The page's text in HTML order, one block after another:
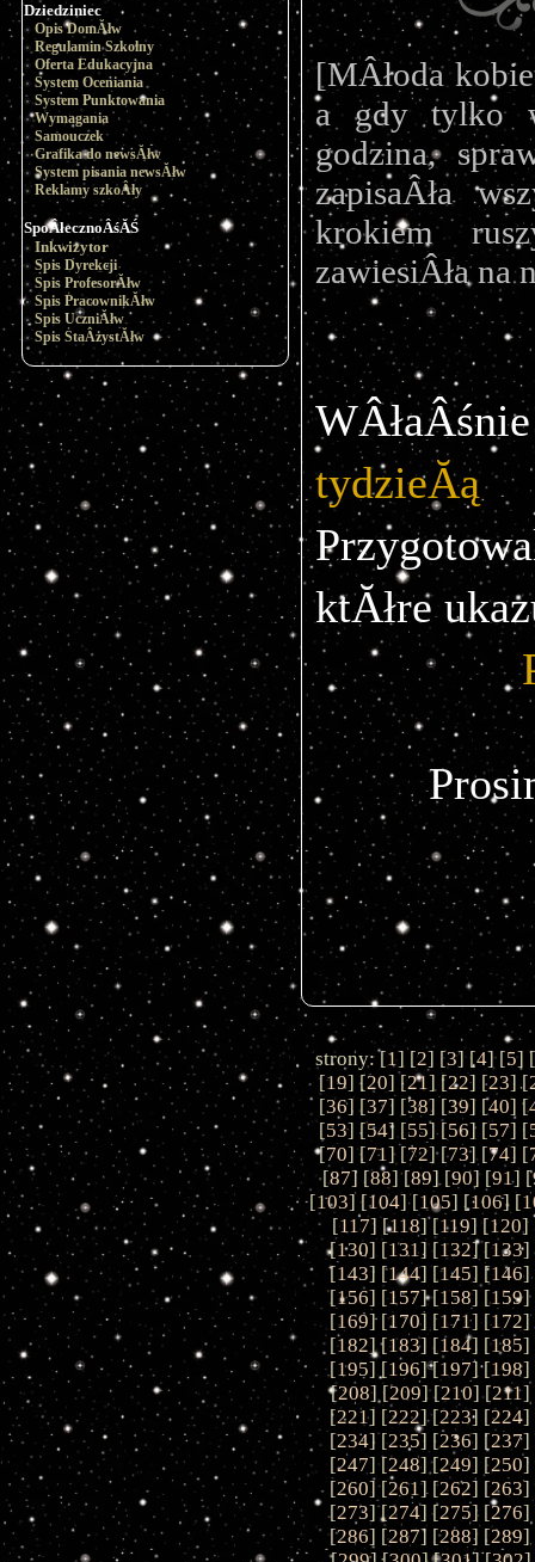
Dziedziniec
Opis DomĂłw
Regulamin Szkolny
Oferta Edukacyjna
System Oceniania
System Punktowania
Wymagania
Samouczek
Grafika do newsĂłw
System pisania newsĂłw
Reklamy szkoÂły
SpoÂłecznoÂśĂŚ
Inkwizytor
Spis Dyrekcji
Spis ProfesorĂłw
Spis PracownikĂłw
Spis UczniĂłw
Spis StaÂżystĂłw
[MÂłoda
a gdy tylko
godzina,
zapisaÂła
krokiem
zawiesiÂła na
tydzieĂą
ktĂłre
strony: [1] [2] [3] [4] [5] [
[19] [20] [21] [22] [23] [
[36] [37] [38] [39] [40] [
[53] [54] [55] [56] [57] [
[70] [71] [72] [73] [74] [
[87] [88] [89] [90] [91] [
[103] [104] [105] [106] [
[117] [118] [119] [120]
[130] [131] [132] [133]
[143] [144] [145] [146]
[156] [157] [158] [159]
[169] [170] [171] [172]
[182] [183] [184] [185]
[195] [196] [197] [198]
[208] [209] [210] [211]
[221] [222] [223] [224]
[234] [235] [236] [237]
[247] [248] [249] [250]
[260] [261] [262] [263]
[273] [274] [275] [276]
[286] [287] [288] [289]